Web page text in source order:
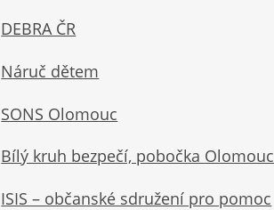
DEBRA ČR
Náruč dětem
SONS Olomouc
Bílý kruh bezpečí, pobočka Olomouc
ISIS – občanské sdružení pro pomoc